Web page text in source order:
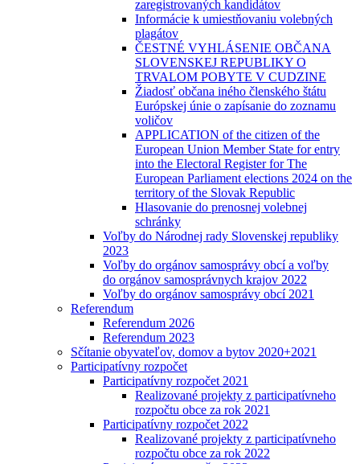
zaregistrovaných kandidátov
Informácie k umiestňovaniu volebných
plagátov
ČESTNÉ VYHLÁSENIE OBČANA
SLOVENSKEJ REPUBLIKY O
TRVALOM POBYTE V CUDZINE
Žiadosť občana iného členského štátu
Európskej únie o zapísanie do zoznamu
voličov
APPLICATION of the citizen of the
European Union Member State for entry
into the Electoral Register for The
European Parliament elections 2024 on the
territory of the Slovak Republic
Hlasovanie do prenosnej volebnej
schránky
Voľby do Národnej rady Slovenskej republiky
2023
Voľby do orgánov samosprávy obcí a voľby
do orgánov samosprávnych krajov 2022
Voľby do orgánov samosprávy obcí 2021
Referendum
Referendum 2026
Referendum 2023
Sčítanie obyvateľov, domov a bytov 2020+2021
Participatívny rozpočet
Participatívny rozpočet 2021
Realizované projekty z participatívneho
rozpočtu obce za rok 2021
Participatívny rozpočet 2022
Realizované projekty z participatívneho
rozpočtu obce za rok 2022